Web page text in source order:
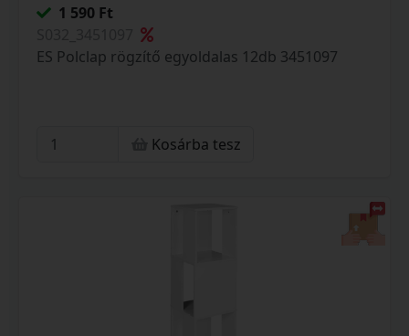
1 590 Ft
ES Polclap rögzítő egyoldalas 12db 3451097
Kosárba tesz